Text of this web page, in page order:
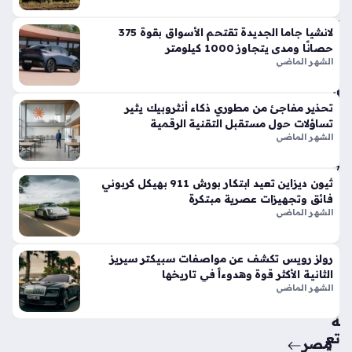
الأ
وا
الح
الي
ة
7
أيام
حق
ق
من
ة
تع
لانشيا جاما الجديدة تقتحم الأسواق بقوة 375
حصانًا ومدى يتجاوز 1000 كيلومتر
الشهر الماضي
تحذير مفاجئ من مطوري ذكاء أنثروبيك يثير
تساؤلات حول مستقبل التقنية الرقمية
الشهر الماضي
ثيون ديزاين تعيد ابتكار بورش 911 بهيكل كربوني
فائق وتجهيزات عصرية مبتكرة
الشهر الماضي
رولز رويس تكشف عن مواصفات سبيكتر سيريز
الثانية الأكثر قوة وهدوءاً في تاريخها
الشهر الماضي
مصر